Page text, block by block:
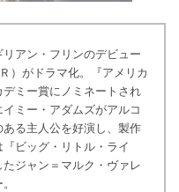
リアン・フリンのデビュー
）がドラマ化。『アメリカ
ミー賞にノミネートされ
ミー・アダムズがアルコ
る主人公を好演し、製作
ビッグ・リトル・ライ
ジャン＝マルク・ヴァレ